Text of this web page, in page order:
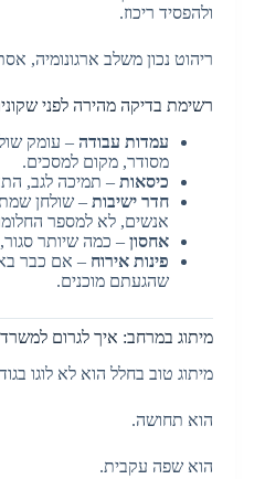
ולהפסיד ריכוז.
ריהוט נכון משלב ארגונומיה,
רשימת בדיקה מהירה לפני
עמדות עבודה– עומק
מסודר, מקום למסכים.
כיסאות– תמיכה לגב,
חדר ישיבות– שולחן
אנשים, לא למספר
אחסון– כמה שיותר סגור,
פינות אירוח – אם כבר
שהגעתם מוכנים.
מיתוג במרחב: איך לגרום
מיתוג טוב בחלל הוא לא לוגו
הוא תחושה.
הוא שפה עקבית.